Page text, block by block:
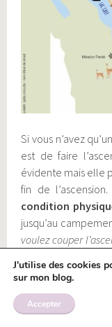
Si vous n’avez
est de faire
évidente mais elle
fin de
condition
jusqu’au
voulez couper
campement Torres
avec des pierres)
de le faire par
J'utilise des cookies
sur mon blog.
Accepter